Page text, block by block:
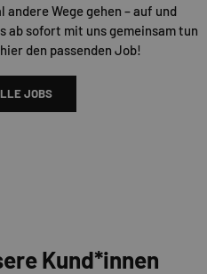
andere Wege gehen – auf und
ab sofort mit uns gemeinsam tun
den passenden Job!
JOBS
Kund*innen